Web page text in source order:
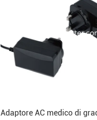
Adaptore AC medico di